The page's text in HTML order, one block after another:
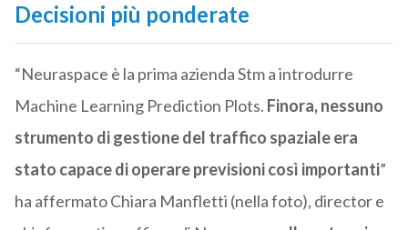
Decisioni più ponderate
“Neuraspace è la prima azienda Stm a introdurre
Machine Learning Prediction Plots. Finora, nessuno
strumento di gestione del traffico spaziale era
stato capace di operare previsioni così importanti”
ha affermato Chiara Manfletti (nella foto), director e